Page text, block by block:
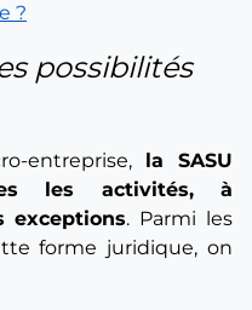
?
possibilités
entreprise, la SASU
les activités, à
exceptions. Parmi les
forme juridique, on